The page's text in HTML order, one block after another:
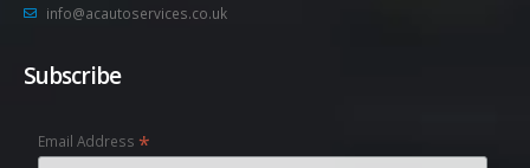
info@acautoservices.co.uk
Subscribe
Email Address*